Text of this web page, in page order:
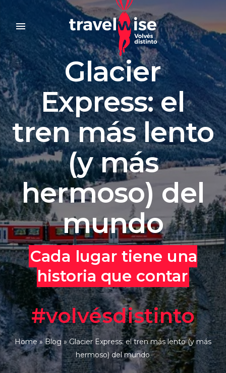
menu
Glacier
Express: el
tren más lento
(y más
hermoso) del
mundo
Cada lugar tiene una
historia que contar
#volvésdistinto
Home»Blog»Glacier Express: el tren más lento (y más
hermoso) del mundo